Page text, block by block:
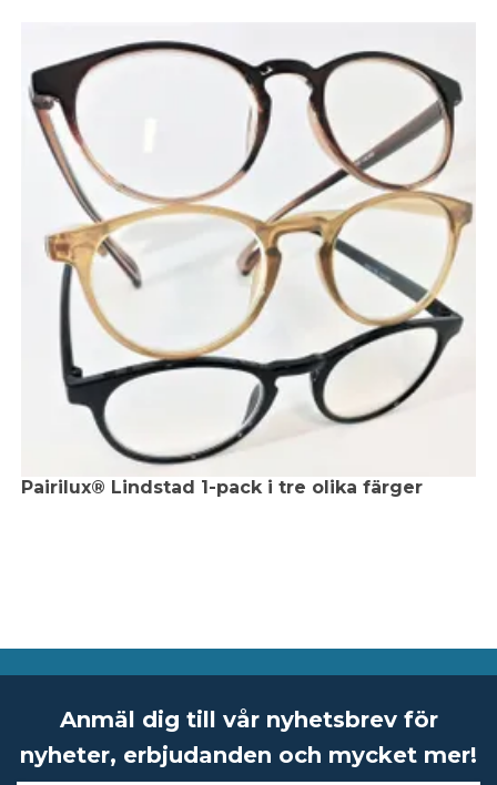
Pairilux® Lindstad 1-pack i tre olika färger
Anmäl dig till vår nyhetsbrev för
nyheter, erbjudanden och mycket mer!